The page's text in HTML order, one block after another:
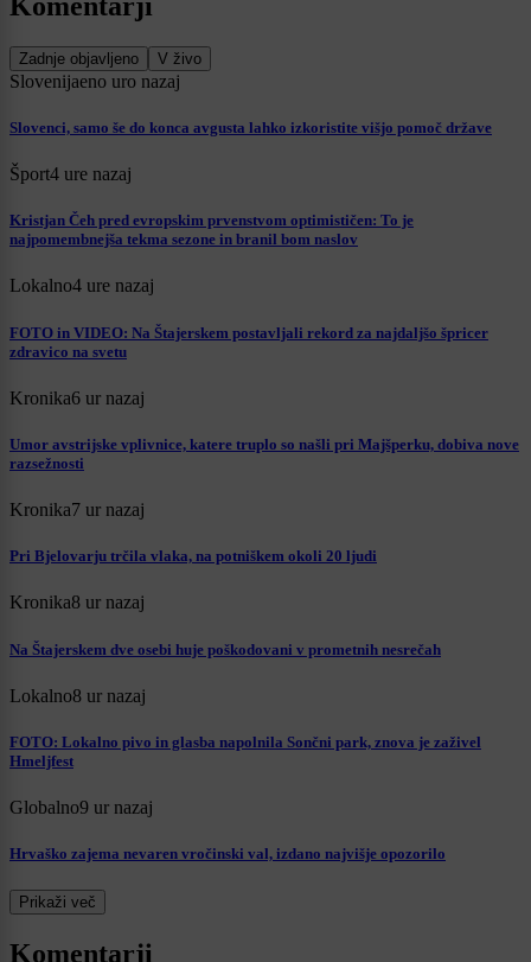
Zadnje objavljeno V živo
Slovenijaeno uro nazaj
Slovenci, samo še do konca avgusta lahko izkoristite višjo pomoč države
Šport4 ure nazaj
Kristjan Čeh pred evropskim prvenstvom optimističen: To je
najpomembnejša tekma sezone in branil bom naslov
Lokalno4 ure nazaj
FOTO in VIDEO: Na Štajerskem postavljali rekord za najdaljšo špricer
zdravico na svetu
Kronika6 ur nazaj
Umor avstrijske vplivnice, katere truplo so našli pri Majšperku, dobiva nove
razsežnosti
Kronika7 ur nazaj
Pri Bjelovarju trčila vlaka, na potniškem okoli 20 ljudi
Kronika8 ur nazaj
Na Štajerskem dve osebi huje poškodovani v prometnih nesrečah
Lokalno8 ur nazaj
FOTO: Lokalno pivo in glasba napolnila Sončni park, znova je zaživel
Hmeljfest
Globalno9 ur nazaj
Hrvaško zajema nevaren vročinski val, izdano najvišje opozorilo
Prikaži več
Komentarji